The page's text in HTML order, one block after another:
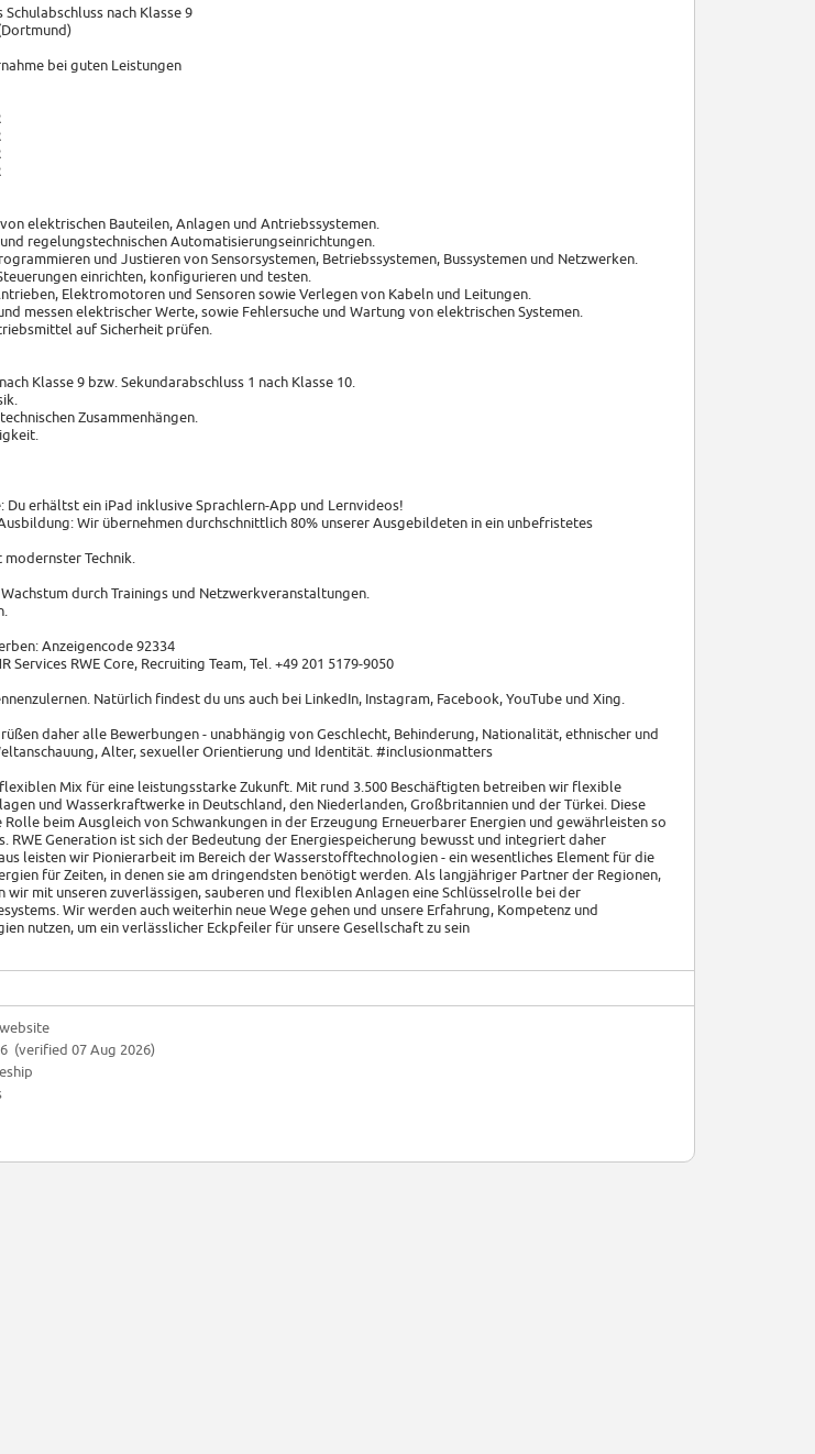
nach Klasse 9
bei guten Leistungen
elektrischen Bauteilen, Anlagen und Antriebssystemen.
regelungstechnischen Automatisierungseinrichtungen.
und Justieren von Sensorsystemen, Betriebssystemen, Bussystemen und Netzwerken.
einrichten, konfigurieren und testen.
Elektromotoren und Sensoren sowie Verlegen von Kabeln und Leitungen.
messen elektrischer Werte, sowie Fehlersuche und Wartung von elektrischen Systemen.
auf Sicherheit prüfen.
Klasse 9 bzw. Sekundarabschluss 1 nach Klasse 10.
Zusammenhängen.
Du erhältst ein iPad inklusive Sprachlern-App und Lernvideos!
Wir übernehmen durchschnittlich 80% unserer Ausgebildeten in ein unbefristetes
Technik.
durch Trainings und Netzwerkveranstaltungen.
Anzeigencode 92334
Services RWE Core, Recruiting Team, Tel. +49 201 5179-9050
Natürlich findest du uns auch bei LinkedIn, Instagram, Facebook, YouTube und Xing.
daher alle Bewerbungen - unabhängig von Geschlecht, Behinderung, Nationalität, ethnischer und
Alter, sexueller Orientierung und Identität. #inclusionmatters
Mix für eine leistungsstarke Zukunft. Mit rund 3.500 Beschäftigten betreiben wir flexible
und Wasserkraftwerke in Deutschland, den Niederlanden, Großbritannien und der Türkei. Diese
beim Ausgleich von Schwankungen in der Erzeugung Erneuerbarer Energien und gewährleisten so
RWE Generation ist sich der Bedeutung der Energiespeicherung bewusst und integriert daher
leisten wir Pionierarbeit im Bereich der Wasserstofftechnologien - ein wesentliches Element für die
für Zeiten, in denen sie am dringendsten benötigt werden. Als langjähriger Partner der Regionen,
wir mit unseren zuverlässigen, sauberen und flexiblen Anlagen eine Schlüsselrolle bei der
Wir werden auch weiterhin neue Wege gehen und unsere Erfahrung, Kompetenz und
nutzen, um ein verlässlicher Eckpfeiler für unsere Gesellschaft zu sein
(verified 07 Aug 2026)